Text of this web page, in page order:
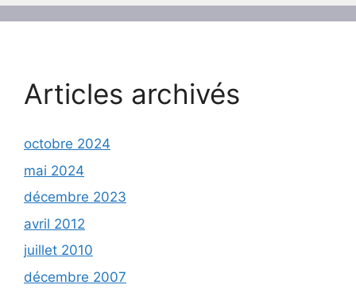
Articles archivés
octobre 2024
mai 2024
décembre 2023
avril 2012
juillet 2010
décembre 2007